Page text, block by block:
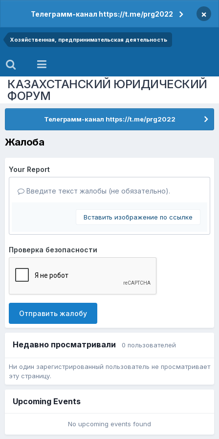
Телеграмм-канал https://t.me/prg2022 ×
Хозяйственная, предпринимательская деятельность
КАЗАХСТАНСКИЙ ЮРИДИЧЕСКИЙ
ФОРУМ
Телеграмм-канал https://t.me/prg2022
Жалоба
Your Report
Введите текст жалобы (не обязательно).
Вставить изображение по ссылке
Проверка безопасности
Отправить жалобу
Недавно просматривали 0 пользователей
Ни один зарегистрированный пользователь не просматривает
эту страницу.
Upcoming Events
No upcoming events found